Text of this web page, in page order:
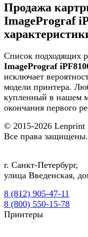
Продажа
ImagePrograf
Список подходящих
ImagePrograf
исключает
модели принтера.
купленный в нашем
окончания первого
© 2015-2026 Lenprint
Все права защищены.
г. Санкт-Петербург,
улица Введенская,
8 (812) 905-47-11
8 (800) 550-15-78
Принтеры